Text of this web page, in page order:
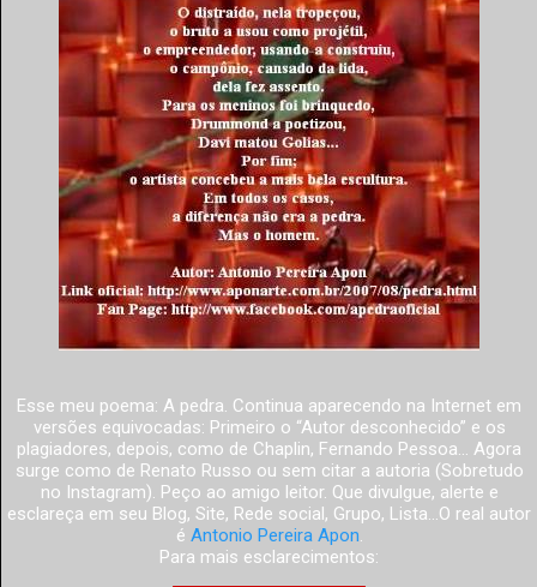
Esse meu poema: A pedra. Continua aparecendo na Internet em
versões equivocadas: Primeiro o “Autor desconhecido” e os
plagiadores, depois, como de Chaplin, Fernando Pessoa... Agora
surge como de Renato Russo ou sem citar a autoria (Sobretudo
no Instagram). Peço ao amigo leitor. Que divulgue, alerte e
esclareça em seu Blog, Site, Rede social, Grupo, Lista...O real autor
é Antonio Pereira Apon.
Para mais esclarecimentos: